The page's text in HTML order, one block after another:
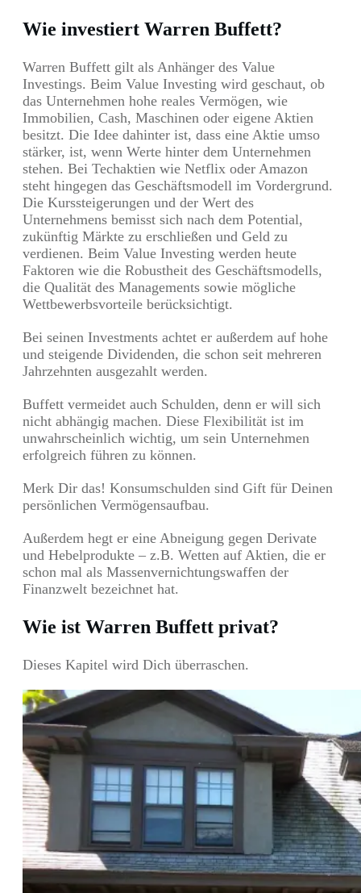
Wie investiert Warren Buffett?
Warren Buffett gilt als Anhänger des Value
Investings. Beim Value Investing wird geschaut, ob
das Unternehmen hohe reales Vermögen, wie
Immobilien, Cash, Maschinen oder eigene Aktien
besitzt. Die Idee dahinter ist, dass eine Aktie umso
stärker, ist, wenn Werte hinter dem Unternehmen
stehen. Bei Techaktien wie Netflix oder Amazon
steht hingegen das Geschäftsmodell im Vordergrund.
Die Kurssteigerungen und der Wert des
Unternehmens bemisst sich nach dem Potential,
zukünftig Märkte zu erschließen und Geld zu
verdienen. Beim Value Investing werden heute
Faktoren wie die Robustheit des Geschäftsmodells,
die Qualität des Managements sowie mögliche
Wettbewerbsvorteile berücksichtigt.
Bei seinen Investments achtet er außerdem auf hohe
und steigende Dividenden, die schon seit mehreren
Jahrzehnten ausgezahlt werden.
Buffett vermeidet auch Schulden, denn er will sich
nicht abhängig machen. Diese Flexibilität ist im
unwahrscheinlich wichtig, um sein Unternehmen
erfolgreich führen zu können.
Merk Dir das! Konsumschulden sind Gift für Deinen
persönlichen Vermögensaufbau.
Außerdem hegt er eine Abneigung gegen Derivate
und Hebelprodukte – z.B. Wetten auf Aktien, die er
schon mal als Massenvernichtungswaffen der
Finanzwelt bezeichnet hat.
Wie ist Warren Buffett privat?
Dieses Kapitel wird Dich überraschen.